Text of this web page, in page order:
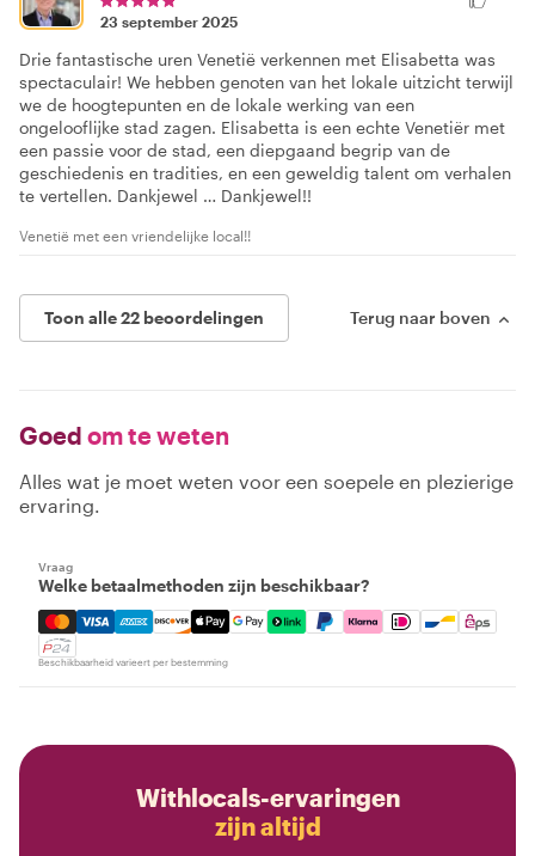
23 september 2025
Drie fantastische uren Venetië verkennen met Elisabetta was
spectaculair! We hebben genoten van het lokale uitzicht terwijl
we de hoogtepunten en de lokale werking van een
ongelooflijke stad zagen. Elisabetta is een echte Venetiër met
een passie voor de stad, een diepgaand begrip van de
geschiedenis en tradities, en een geweldig talent om verhalen
te vertellen. Dankjewel … Dankjewel!!
Venetië met een vriendelijke local!!
Toon alle 22 beoordelingen Terug naar boven
Goed om te weten
Alles wat je moet weten voor een soepele en plezierige
ervaring.
Vraag
Welke betaalmethoden zijn beschikbaar?
Mastercard, Visa, Amex, Discover, Apple Pay, Google
Beschikbaarheid varieert per bestemming
Withlocals-ervaringen
zijn altijd